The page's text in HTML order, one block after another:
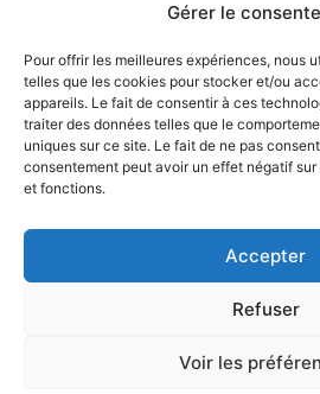
Gérer le
Pour offrir les meilleures expériences, nous
telles que les cookies pour stocker et/ou
appareils. Le fait de consentir à ces
traiter des données telles que le
uniques sur ce site. Le fait de ne pas
consentement peut avoir un effet négatif
et fonctions.
Accepter
Refuser
Voir les
ACCUEIL »ACIER PEINT
Musée d'Art
d'Aquitaine